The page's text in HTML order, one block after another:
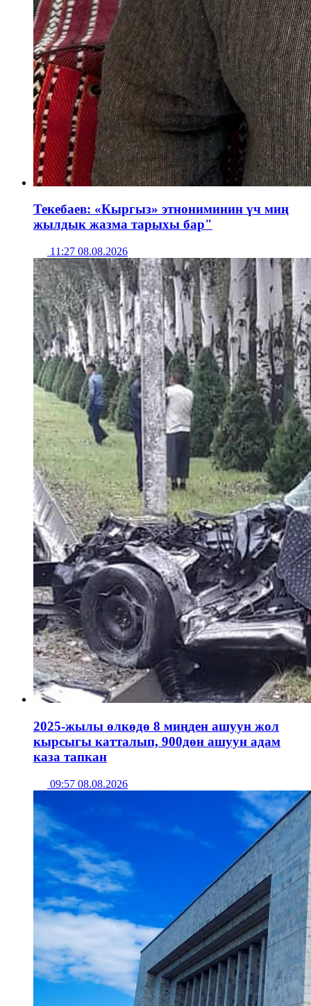
Текебаев: «Кыргыз» этнониминин үч миң
жылдык жазма тарыхы бар"
11:27 08.08.2026
2025-жылы өлкөдө 8 миңден ашуун жол
кырсыгы катталып, 900дөн ашуун адам
каза тапкан
09:57 08.08.2026